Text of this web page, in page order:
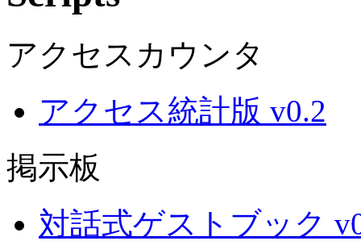
アクセスカウンタ
アクセス統計版 v0.2
掲示板
対話式ゲストブック